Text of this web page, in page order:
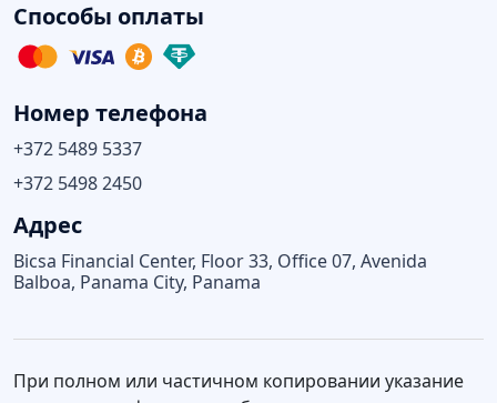
Способы оплаты
Номер телефона
+372 5489 5337
+372 5498 2450
Адрес
Bicsa Financial Center, Floor 33, Office 07, Avenida
Balboa, Panama City, Panama
При полном или частичном копировании указание